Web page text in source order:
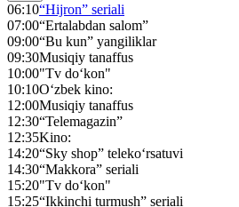
06:10“Hijron” seriali
07:00“Ertalabdan salom”
09:00“Bu kun” yangiliklar
09:30Musiqiy tanaffus
10:00"Tv do‘kon"
10:10O‘zbek kino:
12:00Musiqiy tanaffus
12:30“Telemagazin”
12:35Kino:
14:20“Sky shop” teleko‘rsatuvi
14:30“Makkora” seriali
15:20"Tv do‘kon"
15:25“Ikkinchi turmush” seriali